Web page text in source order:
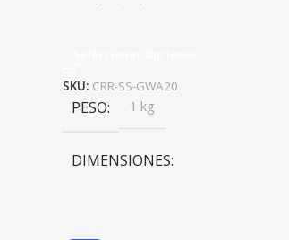
SKU: CRR-SS-GWA20
PESO 1 kg
DIMENSIONES